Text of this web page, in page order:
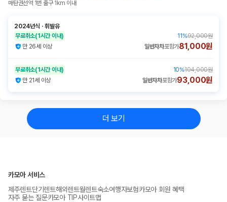
매탄권선역 1번 출구 1km 이내
2024년식 ㆍ휘발유
무료취소(1시간 이내) 11 %92,000원
만 26세 이상
일반자차포함가81,000원
무료취소(1시간 이내) 10%104,000원
만 21세 이상
일반자차포함가93,000원
더 보기
카모아 서비스
제주렌트단기렌트해외렌트월렌트숙소여행자보험카모아 회원 혜택
자주 묻는 질문카모아 TIP사이트맵